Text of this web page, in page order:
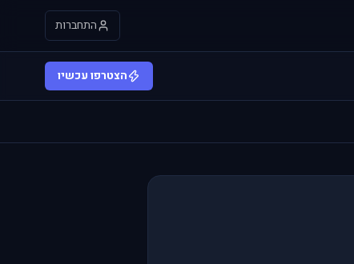
התחברות
הצטרפו עכשיו